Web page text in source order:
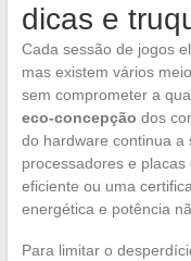
dicas e
Cada sessão de jogos
mas existem vários
sem comprometer a
eco-concepção dos
do hardware continua a
processadores e
eficiente ou uma
energética e potência
Para limitar o